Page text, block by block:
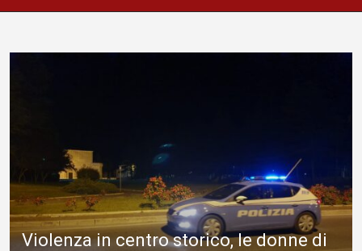
Violenza in centro storico, le donne di